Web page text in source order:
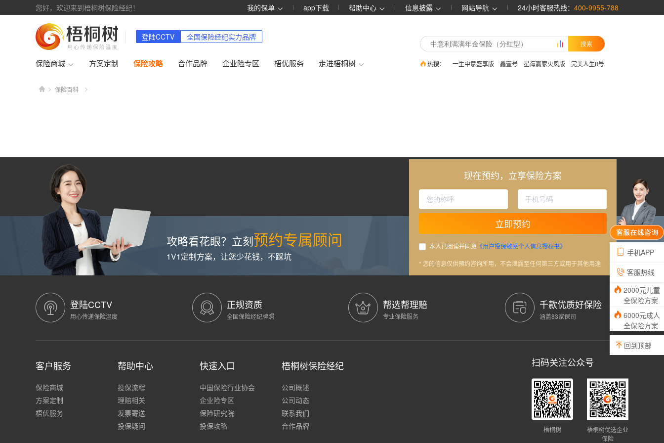
您好，欢迎来到梧桐树保险经纪！ 24小时客服热线： 400-9955-788
网站导航
信息披露
帮助中心
app下载
我的保单
登陆CCTV 全国保险经纪实力品牌
保险商城 方案定制 保险攻略 合作品牌 企业险专区 梧优服务 走进梧桐树
搜索
热搜： 一生中意盛享版 鑫壹号 星海赢家火凤版 完美人生8号
保险百科
攻略看花眼？立刻预约专属顾问
1V1定制方案，让您少花钱，不踩坑
现在预约，立享保险方案
立即预约
本人已阅读并同意 《用户投保敏感个人信息授权书》
* 您的信息仅供预约咨询所用，不会泄露至任何第三方或用于其他用途
手机APP
客服热线
2000元儿童
全保险方案
6000元成人
全保险方案
回到顶部
登陆CCTV
用心传递保险温度
正规资质
全国保险经纪牌照
帮选帮理赔
专业保险服务
千款优质好保险
涵盖83家保司
客户服务
保险商城
方案定制
梧优服务
帮助中心
投保流程
理赔相关
发票寄送
投保疑问
快速入口
中国保险行业协会
企业险专区
保险研究院
投保攻略
梧桐树保险经纪
公司概述
公司动态
联系我们
合作品牌
扫码关注公众号
梧桐树优选企业
保险
梧桐树